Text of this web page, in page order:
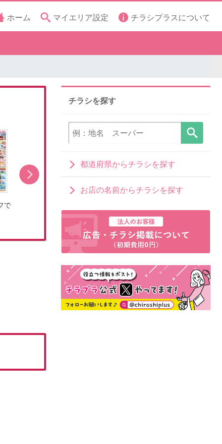
ホーム マイエリア設定 チラシプラスについて
で
チラシを探す
都道府県からチラシを探す
お店の名前からチラシを探す